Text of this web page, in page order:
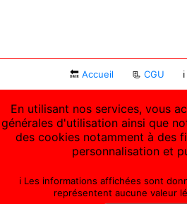
🔙 Accueil 📃 CGU ℹ
En utilisant nos services, vous
générales d'utilisation ainsi que
des cookies notamment à des
personnalisation et
ℹ️ Les informations affichées sont
représentent aucune valeur